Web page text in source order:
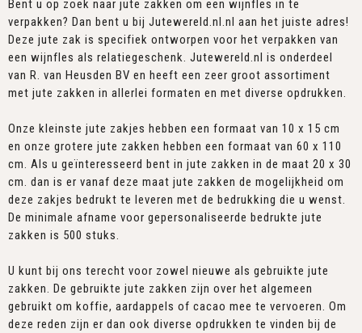
Bent u op zoek naar jute zakken om een wijnfles in te
verpakken? Dan bent u bij Jutewereld.nl.nl aan het juiste adres!
Deze jute zak is specifiek ontworpen voor het verpakken van
een wijnfles als relatiegeschenk. Jutewereld.nl is onderdeel
van R. van Heusden BV en heeft een zeer groot assortiment
met jute zakken in allerlei formaten en met diverse opdrukken.
Onze kleinste jute zakjes hebben een formaat van 10 x 15 cm
en onze grotere jute zakken hebben een formaat van 60 x 110
cm. Als u geïnteresseerd bent in jute zakken in de maat 20 x 30
cm. dan is er vanaf deze maat jute zakken de mogelijkheid om
deze zakjes bedrukt te leveren met de bedrukking die u wenst.
De minimale afname voor gepersonaliseerde bedrukte jute
zakken is 500 stuks.
U kunt bij ons terecht voor zowel nieuwe als gebruikte jute
zakken. De gebruikte jute zakken zijn over het algemeen
gebruikt om koffie, aardappels of cacao mee te vervoeren. Om
deze reden zijn er dan ook diverse opdrukken te vinden bij de